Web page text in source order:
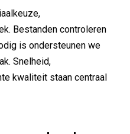
Bestanden controleren
is ondersteunen we
Snelheid,
kwaliteit staan centraal